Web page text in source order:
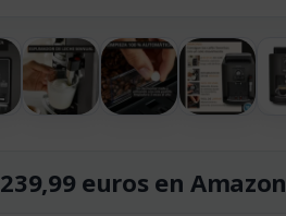
euros en Amazon